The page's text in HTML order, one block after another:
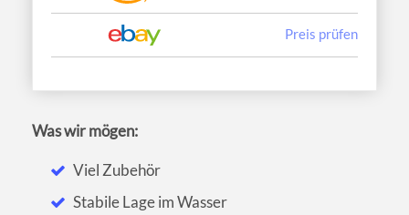
Preis prüfen
Was wir mögen:
Viel Zubehör
Stabile Lage im Wasser